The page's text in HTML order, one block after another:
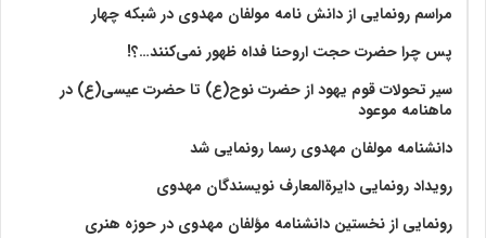
مراسم رونمایی از دانش نامه مولفان مهدوی در شبکه چهار
پس چرا حضرت حجت اروحنا فداه ظهور نمی‌کنند…؟!
سیر تحولات قوم یهود از حضرت نوح(ع) تا حضرت عیسی(ع) در
ماهنامه موعود
دانشنامه مولفان مهدوی رسما رونمایی شد
رویداد رونمایی دایرةالمعارف نویسندگان مهدوی
رونمایی از نخستین دانشنامه مؤلفان مهدوی در حوزه هنری